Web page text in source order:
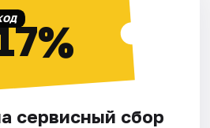
сервисный сбор